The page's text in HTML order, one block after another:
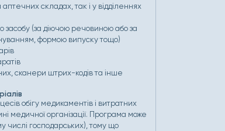
складах, так і у відділеннях
засобу (за діючою речовиною або за
формою випуску тощо)
сканери штрих-кодів та інше
обігу медикаментів і витратних
медичної організації. Програма може
числі господарських), тому що